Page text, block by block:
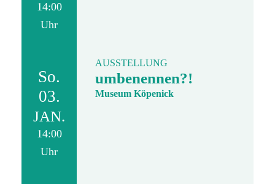
14:00
Uhr
So.
03.
JAN.
14:00
Uhr
AUSSTELLUNG
umbenennen?!
Museum Köpenick